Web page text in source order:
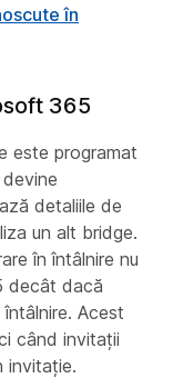
în
365
este programat
detaliile de
un alt bridge.
în întâlnire nu
decât dacă
Acest
când invitații
invitație.